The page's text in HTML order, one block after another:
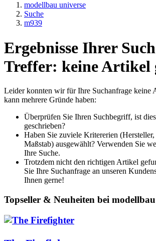
modellbau universe
Suche
m939
Ergebnisse Ihrer
Treffer: keine Artikel
Leider konnten wir für Ihre Suchanfrage keine
kann mehrere Gründe haben:
Überprüfen Sie Ihren Suchbegriff, ist
geschrieben?
Haben Sie zuviele Kritererien
Maßstab) ausgewählt? Verwenden Sie
Ihre Suche.
Trotzdem nicht den richtigen Artikel
Sie Ihre Suchanfrage an unseren
Ihnen gerne!
Topseller & Neuheiten bei